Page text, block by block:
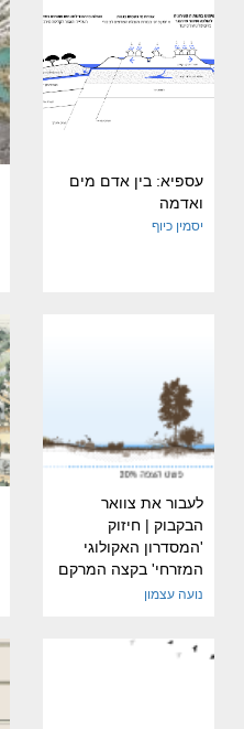
עספיא: בין אדם מים
ואדמה
יסמין כיוף
לעבור את צוואר
הבקבוק | חיזוק
'המסדרון האקולוגי
המזרחי' בקצה המרקם
העירוני של גוש דן
נועה עצמון